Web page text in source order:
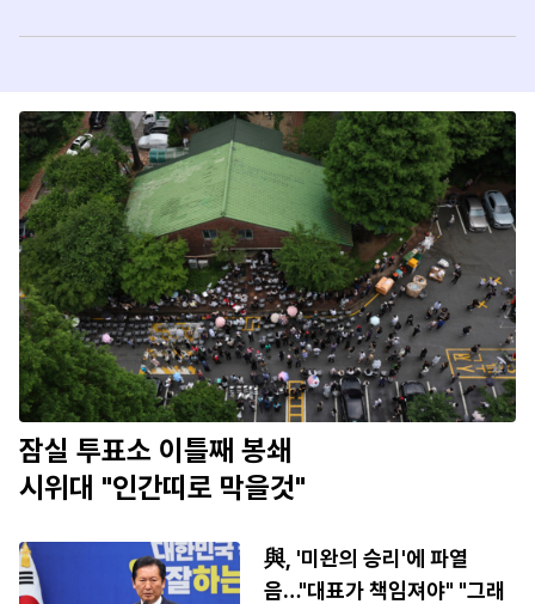
잠실 투표소 이틀째 봉쇄
시위대 "인간띠로 막을것"
與, '미완의 승리'에 파열
음…"대표가 책임져야" "그래